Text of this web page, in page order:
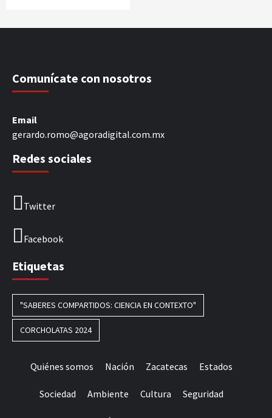
Comunícate con nosotros
Email
gerardo.romo@agoradigital.com.mx
Redes sociales
Twitter
Facebook
Etiquetas
"SABERES COMPARTIDOS: CIENCIA EN CONTEXTO"
CORCHOLATAS 2024
Quiénes somos Nación Zacatecas Estados
Sociedad Ambiente Cultura Seguridad